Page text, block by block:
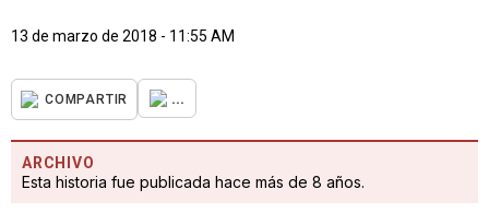
13 de marzo de 2018 - 11:55 AM
COMPARTIR ...
ARCHIVO
Esta historia fue publicada hace más de 8 años.